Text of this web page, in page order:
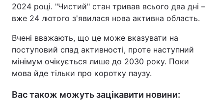
2024 році. "Чистий" стан тривав всього два дні –
вже 24 лютого з'явилася нова активна область.
Вчені вважають, що це може вказувати на
поступовий спад активності, проте наступний
мінімум очікується лише до 2030 року. Поки
мова йде тільки про коротку паузу.
Вас також можуть зацікавити новини: